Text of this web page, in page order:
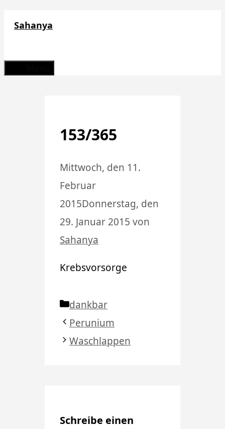
Sahanya
153/365
Mittwoch, den 11.
Februar
2015Donnerstag, den
29. Januar 2015 von
Sahanya
Krebsvorsorge
Kategorien
dankbar
Perunium
Waschlappen
Schreibe einen